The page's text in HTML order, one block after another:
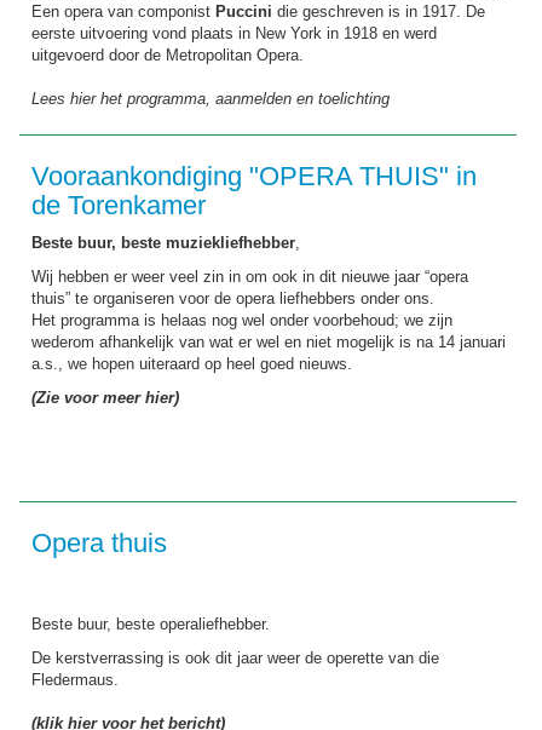
Een opera van componist Puccini die geschreven is in 1917. De
eerste uitvoering vond plaats in New York in 1918 en werd
uitgevoerd door de Metropolitan Opera.
Lees hier het programma, aanmelden en toelichting
Vooraankondiging "OPERA THUIS" in
de Torenkamer
Beste buur, beste muziekliefhebber
Wij hebben er weer veel zin in om ook in dit nieuwe jaar “opera
thuis” te organiseren voor de opera liefhebbers onder ons.
Het programma is helaas nog wel onder voorbehoud; we zijn
wederom afhankelijk van wat er wel en niet mogelijk is na 14 januari
a.s., we hopen uiteraard op heel goed nieuws.
(Zie voor meer hier)
Opera thuis
Beste buur, beste operaliefhebber.
De kerstverrassing is ook dit jaar weer de operette van die
Fledermaus.
(klik hier voor het bericht)